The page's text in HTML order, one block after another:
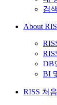
검
About
DB
BI
RISS 처